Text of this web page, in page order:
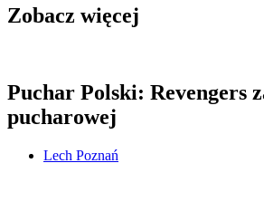
Zobacz więcej
Puchar Polski: Revengers
pucharowej
Lech Poznań